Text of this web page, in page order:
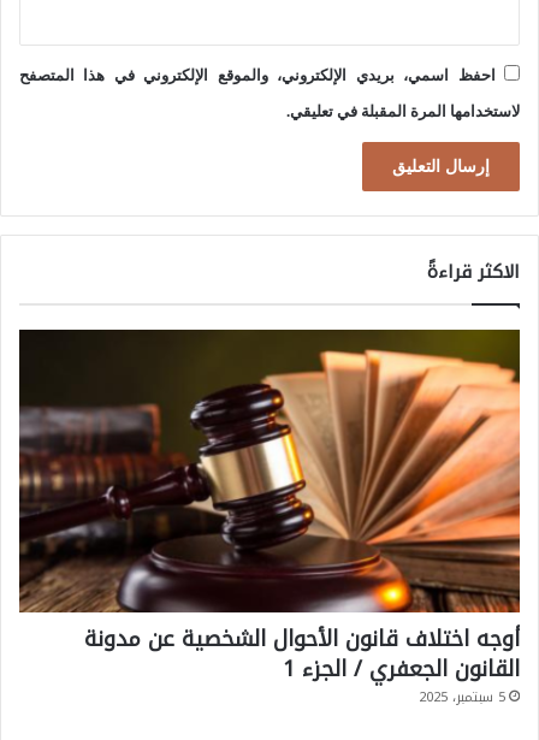
احفظ اسمي، بريدي الإلكتروني، والموقع الإلكتروني في هذا المتصفح
لاستخدامها المرة المقبلة في تعليقي.
الاكثر قراءةً
أوجه اختلاف قانون الأحوال الشخصية عن مدونة
القانون الجعفري / الجزء 1
5 سبتمبر، 2025